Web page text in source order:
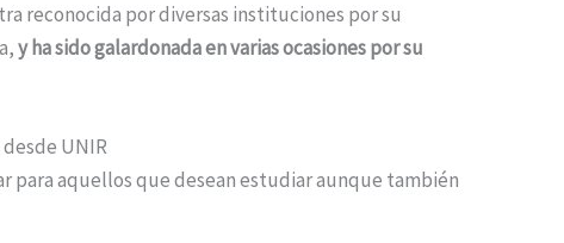
reconocida por diversas instituciones por su
y ha sido galardonada en varias ocasiones por su
UNIR
para aquellos que desean estudiar aunque también